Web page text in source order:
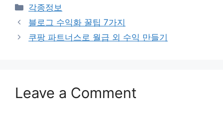
Categories
각종정보
블로그 수익화 꿀팁 7가지
쿠팡 파트너스로 월급 외 수익 만들기
Leave a Comment